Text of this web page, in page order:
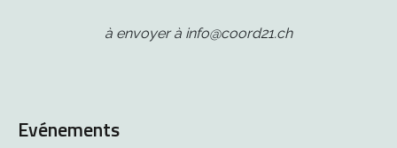
à envoyer à info@coord21.ch
Evénements